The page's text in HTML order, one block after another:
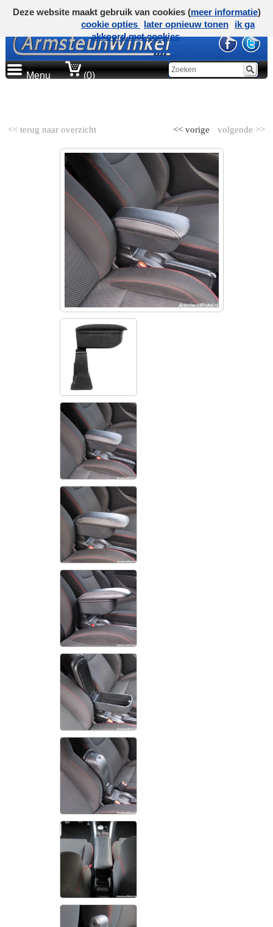
Menu (0)
<< terug naar overzicht volgende >>
<< vorige
Deze website maakt gebruik van cookies (meer informatie)
cookie opties
later opnieuw tonen
ik ga
akkoord met cookies